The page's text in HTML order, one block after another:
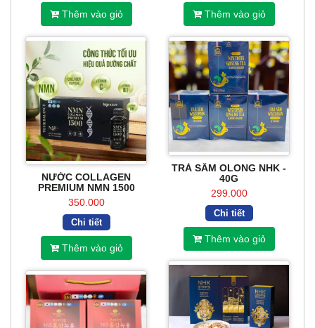
Thêm vào giỏ Thêm vào giỏ
NƯỚC COLLAGEN
PREMIUM NMN 1500
350.000
Chi tiết
Thêm vào giỏ
TRÀ SÂM OLONG NHK -
40G
299.000
Chi tiết
Thêm vào giỏ